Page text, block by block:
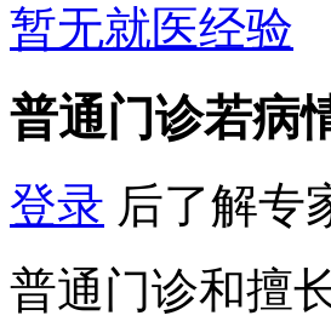
暂无就医经验
普通门诊若病
登录 后了解专
普通门诊和擅